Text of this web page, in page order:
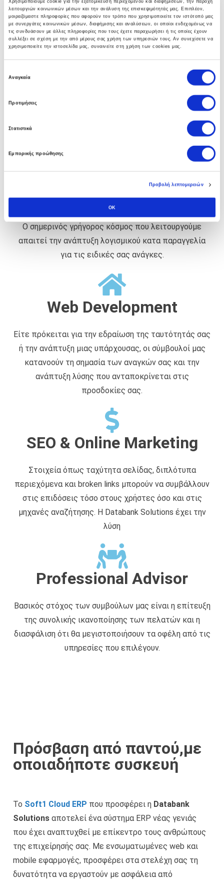
Χρησιμοποιούμε cookie για την εξατομίκευση περιεχομένου και διαφημίσεων, την παροχή
λειτουργιών κοινωνικών μέσων και την ανάλυση της επισκεψιμότητάς μας. Επιπλέον,
μοιραζόμαστε πληροφορίες που αφορούν τον τρόπο που χρησιμοποιείτε τον ιστότοπό μας
με συνεργάτες κοινωνικών μέσων, διαφήμισης και αναλύσεων, οι οποίοι ενδεχομένως να
τις συνδυάσουν με άλλες πληροφορίες που τους έχετε παραχωρήσει ή τις οποίες έχουν
συλλέξει σε σχέση με την από μέρους σας χρήση των υπηρεσιών τους. Αν συνεχίσετε να
χρησιμοποιείτε την ιστοσελίδα μας, συναινείτε στη χρήση των cookies μας.
Αναγκαία
Προτιμήσεις
Στατιστικά
Εμπορικής προώθησης
Προβολή λεπτομερειών
OK
γκάμα υπηρεσιών που βοηθούν στην αναπτύξη
ολοκληρωμένων λύσεων υποδομής.
Η πολυετής εμπειρία των συμβούλων μας στο Soft1
ERP αλλα και άψογη συνεργασία με την SoftOne
εγγυάται στην επιχείρηση σας τα οφέλη απο την
Custom Software
Ο σημερινός γρήγορος κόσμος που λειτουργούμε
απαιτεί την ανάπτυξη λογισμικού κατα παραγγελία
για τις ειδικές σας ανάγκες.
Web Development
Είτε πρόκειται για την εδραίωση της ταυτότητάς σας
ή την ανάπτυξη μιας υπάρχουσας, οι σύμβουλοί μας
κατανοούν τη σημασία των αναγκών σας και την
ανάπτυξη λύσης που ανταποκρίνεται στις
προσδοκίες σας.
SEO & Online Marketing
Στοιχεία όπως ταχύτητα σελίδας, διπλότυπα
περιεχόμενα και broken links μπορούν να συμβάλλουν
στις επιδόσεις τόσο στους χρήστες όσο και στις
μηχανές αναζήτησης. Η Databank Solutions έχει την
λύση
Professional Advisor
Βασικός στόχος των συμβούλων μας είναι η επίτευξη
της συνολικής ικανοποίησης των πελατών και η
διασφάλιση ότι θα μεγιστοποιήσουν τα οφέλη από τις
υπηρεσίες που επιλέγουν.
Πρόσβαση από παντού,με
οποιαδήποτε συσκευή
Το Soft1 Cloud ERP που προσφέρει η Databank
Solutions αποτελεί ένα σύστημα ERP νέας γενιάς
που έχει αναπτυχθεί με επίκεντρο τους ανθρώπους
της επιχείρησής σας. Με ενσωματωμένες web και
mobile εφαρμογές, προσφέρει στα στελέχη σας τη
δυνατότητα να εργαστούν με ασφάλεια από